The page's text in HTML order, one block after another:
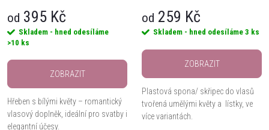
od 395 Kč
Skladem - hned odesíláme
>10 ks
ZOBRAZIT
Hřeben s bílými květy – romantický
vlasový doplněk, ideální pro svatby i
elegantní účesy.
od 259 Kč
Skladem - hned odesíláme 3 ks
ZOBRAZIT
Plastová spona/ skřipec do vlasů
tvořená umělými květy a lístky, ve
více variantách.